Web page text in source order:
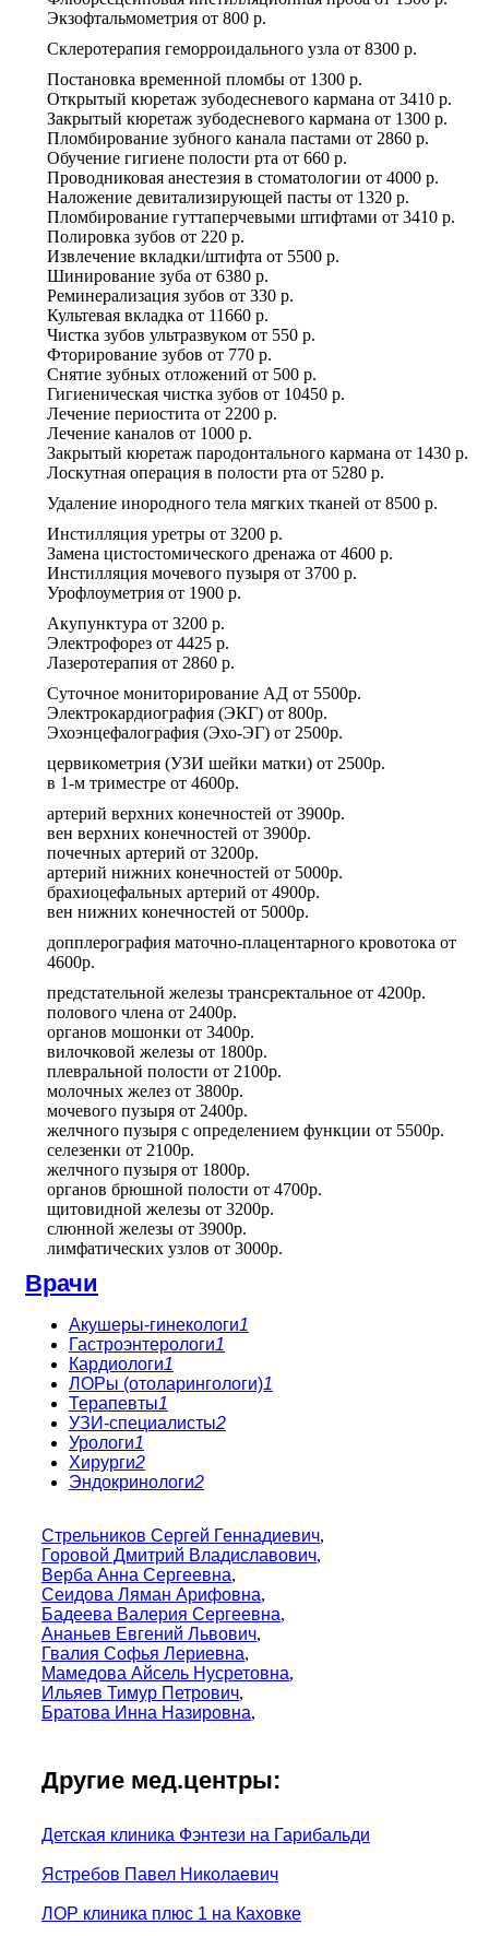
Экзофтальмометрия от 800 р.
Склеротерапия геморроидального узла от 8300 р.
Постановка временной пломбы от 1300 р.
Открытый кюретаж зубодесневого кармана от 3410 р.
Закрытый кюретаж зубодесневого кармана от 1300 р.
Пломбирование зубного канала пастами от 2860 р.
Обучение гигиене полости рта от 660 р.
Проводниковая анестезия в стоматологии от 4000 р.
Наложение девитализирующей пасты от 1320 р.
Пломбирование гуттаперчевыми штифтами от 3410 р.
Полировка зубов от 220 р.
Извлечение вкладки/штифта от 5500 р.
Шинирование зуба от 6380 р.
Реминерализация зубов от 330 р.
Культевая вкладка от 11660 р.
Чистка зубов ультразвуком от 550 р.
Фторирование зубов от 770 р.
Снятие зубных отложений от 500 р.
Гигиеническая чистка зубов от 10450 р.
Лечение периостита от 2200 р.
Лечение каналов от 1000 р.
Закрытый кюретаж пародонтального кармана от 1430 р.
Лоскутная операция в полости рта от 5280 р.
Удаление инородного тела мягких тканей от 8500 р.
Инстилляция уретры от 3200 р.
Замена цистостомического дренажа от 4600 р.
Инстилляция мочевого пузыря от 3700 р.
Урофлоуметрия от 1900 р.
Акупунктура от 3200 р.
Электрофорез от 4425 р.
Лазеротерапия от 2860 р.
Суточное мониторирование АД от 5500р.
Электрокардиография (ЭКГ) от 800р.
Эхоэнцефалография (Эхо-ЭГ) от 2500р.
цервикометрия (УЗИ шейки матки) от 2500р.
в 1-м триместре от 4600р.
артерий верхних конечностей от 3900р.
вен верхних конечностей от 3900р.
почечных артерий от 3200р.
артерий нижних конечностей от 5000р.
брахиоцефальных артерий от 4900р.
вен нижних конечностей от 5000р.
допплерография маточно-плацентарного кровотока от
4600р.
предстательной железы трансректальное от 4200р.
полового члена от 2400р.
органов мошонки от 3400р.
вилочковой железы от 1800р.
плевральной полости от 2100р.
молочных желез от 3800р.
мочевого пузыря от 2400р.
желчного пузыря с определением функции от 5500р.
селезенки от 2100р.
желчного пузыря от 1800р.
органов брюшной полости от 4700р.
щитовидной железы от 3200р.
слюнной железы от 3900р.
лимфатических узлов от 3000р.
Врачи
Акушеры-гинекологи1
Гастроэнтерологи1
Кардиологи1
ЛОРы (отоларингологи)1
Терапевты1
УЗИ-специалисты2
Урологи1
Хирурги2
Эндокринологи2
Стрельников Сергей Геннадиевич,
Горовой Дмитрий Владиславович,
Верба Анна Сергеевна,
Сеидова Ляман Арифовна,
Бадеева Валерия Сергеевна,
Ананьев Евгений Львович,
Гвалия Софья Лериевна,
Мамедова Айсель Нусретовна,
Ильяев Тимур Петрович,
Братова Инна Назировна,
Другие мед.центры:
Детская клиника Фэнтези на Гарибальди
Ястребов Павел Николаевич
ЛОР клиника плюс 1 на Каховке